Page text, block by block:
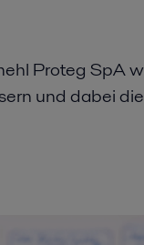
Proteg SpA
und dabei